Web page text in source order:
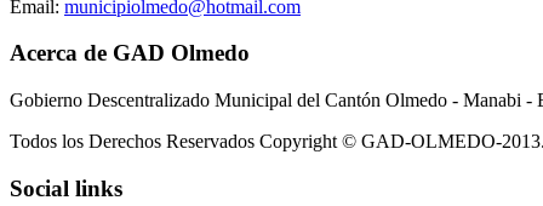
Email: municipiolmedo@hotmail.com
Acerca de GAD Olmedo
Gobierno Descentralizado Municipal del Cantón Olmedo - Manabi -
Todos los Derechos Reservados Copyright © GAD-OLMEDO-2013.
Social links